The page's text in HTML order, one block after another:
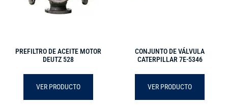
PREFILTRO DE ACEITE MOTOR
DEUTZ 528
VER PRODUCTO
CONJUNTO DE VÁLVULA
CATERPILLAR 7E-5346
VER PRODUCTO